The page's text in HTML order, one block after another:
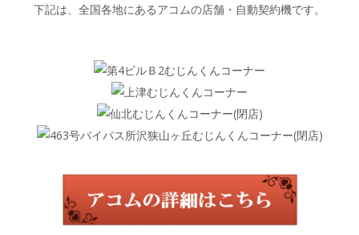
下記は、全国各地にあるアコムの店舗・自動契約機です。